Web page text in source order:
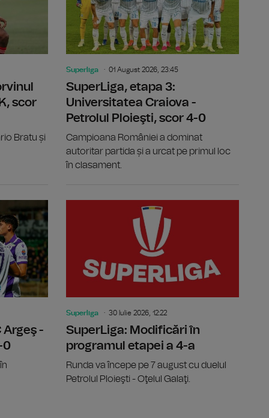
scor
Bratu și
Superliga 01 August 2026, 23:45
SuperLiga, etapa 3:
Universitatea Craiova -
Petrolul Ploieşti, scor 4-0
Campioana României a dominat
autoritar partida și a urcat pe primul loc
în clasament.
Argeş -
0
Superliga 30 Iulie 2026, 12:22
SuperLiga: Modificări în
programul etapei a 4-a
Runda va începe pe 7 august cu duelul
Petrolul Ploieşti - Oţelul Galaţi.